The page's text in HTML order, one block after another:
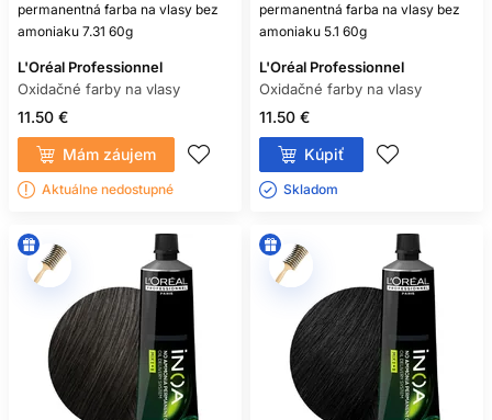
permanentná farba na vlasy bez
amoniaku 7.31 60g
L'Oréal Professionnel
Oxidačné farby na vlasy
11.50 €
Mám záujem
Aktuálne nedostupné
permanentná farba na vlasy bez
amoniaku 5.1 60g
L'Oréal Professionnel
Oxidačné farby na vlasy
11.50 €
Kúpiť
Skladom ㅤ